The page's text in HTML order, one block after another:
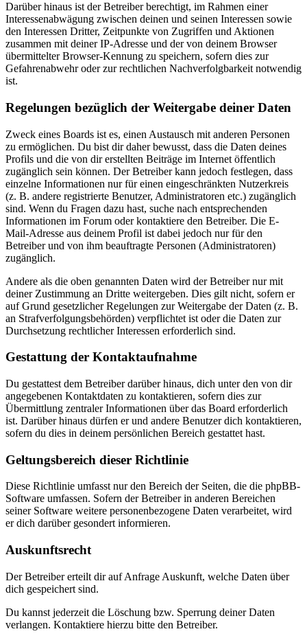
Darüber hinaus ist der Betreiber berechtigt, im Rahmen einer
Interessenabwägung zwischen deinen und seinen Interessen sowie
den Interessen Dritter, Zeitpunkte von Zugriffen und Aktionen
zusammen mit deiner IP-Adresse und der von deinem Browser
übermittelter Browser-Kennung zu speichern, sofern dies zur
Gefahrenabwehr oder zur rechtlichen Nachverfolgbarkeit notwendig
ist.
Regelungen bezüglich der Weitergabe deiner Daten
Zweck eines Boards ist es, einen Austausch mit anderen Personen
zu ermöglichen. Du bist dir daher bewusst, dass die Daten deines
Profils und die von dir erstellten Beiträge im Internet öffentlich
zugänglich sein können. Der Betreiber kann jedoch festlegen, dass
einzelne Informationen nur für einen eingeschränkten Nutzerkreis
(z. B. andere registrierte Benutzer, Administratoren etc.) zugänglich
sind. Wenn du Fragen dazu hast, suche nach entsprechenden
Informationen im Forum oder kontaktiere den Betreiber. Die E-
Mail-Adresse aus deinem Profil ist dabei jedoch nur für den
Betreiber und von ihm beauftragte Personen (Administratoren)
zugänglich.
Andere als die oben genannten Daten wird der Betreiber nur mit
deiner Zustimmung an Dritte weitergeben. Dies gilt nicht, sofern er
auf Grund gesetzlicher Regelungen zur Weitergabe der Daten (z. B.
an Strafverfolgungsbehörden) verpflichtet ist oder die Daten zur
Durchsetzung rechtlicher Interessen erforderlich sind.
Gestattung der Kontaktaufnahme
Du gestattest dem Betreiber darüber hinaus, dich unter den von dir
angegebenen Kontaktdaten zu kontaktieren, sofern dies zur
Übermittlung zentraler Informationen über das Board erforderlich
ist. Darüber hinaus dürfen er und andere Benutzer dich kontaktieren,
sofern du dies in deinem persönlichen Bereich gestattet hast.
Geltungsbereich dieser Richtlinie
Diese Richtlinie umfasst nur den Bereich der Seiten, die die phpBB-
Software umfassen. Sofern der Betreiber in anderen Bereichen
seiner Software weitere personenbezogene Daten verarbeitet, wird
er dich darüber gesondert informieren.
Auskunftsrecht
Der Betreiber erteilt dir auf Anfrage Auskunft, welche Daten über
dich gespeichert sind.
Du kannst jederzeit die Löschung bzw. Sperrung deiner Daten
verlangen. Kontaktiere hierzu bitte den Betreiber.